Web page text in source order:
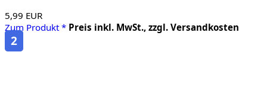
5,99 EUR
Zum Produkt * Preis inkl. MwSt., zzgl. Versandkosten
2